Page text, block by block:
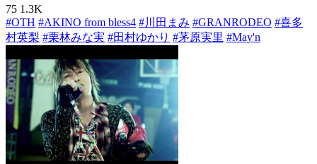
75 1.3K
#OTH #AKINO from bless4 #川田まみ #GRANRODEO #喜多
村英梨 #栗林みな­実 #田村ゆかり #茅原実里 #May'n